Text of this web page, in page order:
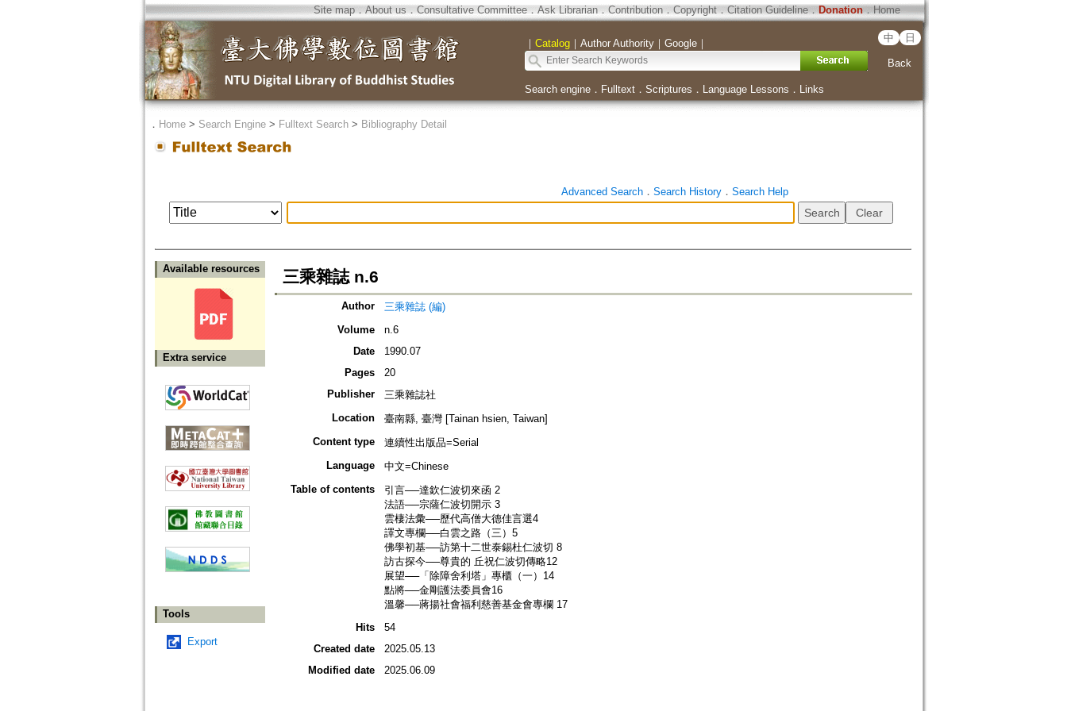
Site map．About us ． Consultative Committee． Ask Librarian． Contribution．Copyright．Citation Guideline． Donation．Home
｜ Catalog｜ Author Authority｜ Google｜ 中 日
Back
Search engine． Fulltext． Scriptures ． Language Lessons ． Links
． Home> Search Engine> Fulltext Search> Bibliography Detail
Advanced Search． Search History． Search Help
Available resources
Extra service
Tools
Export
三乘雜誌 n.6
Author
三乘雜誌 (編)
Volume
n.6
Date
1990.07
Pages
20
Publisher
三乘雜誌社
Location
臺南縣, 臺灣 [Tainan hsien, Taiwan]
Content type
連續性出版品=Serial
Language
中文=Chinese
Table of contents
引言──達欽仁波切來函 2
法語──宗薩仁波切開示 3
雲棲法彙──歷代高僧大德佳言選4
譯文專欄──白雲之路（三）5
佛學初基──訪第十二世泰錫杜仁波切 8
訪古探今──尊貴的 丘祝仁波切傳略12
展望──「除障舍利塔」專櫃（一）14
點將──金剛護法委員會16
溫馨──蔣揚社會福利慈善基金會專欄 17
Hits
54
Created date
2025.05.13
Modified date
2025.06.09